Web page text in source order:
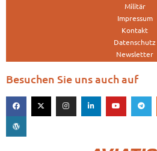
Militär
Impressum
Kontakt
Datenschutz
Newsletter
Besuchen Sie uns auch auf